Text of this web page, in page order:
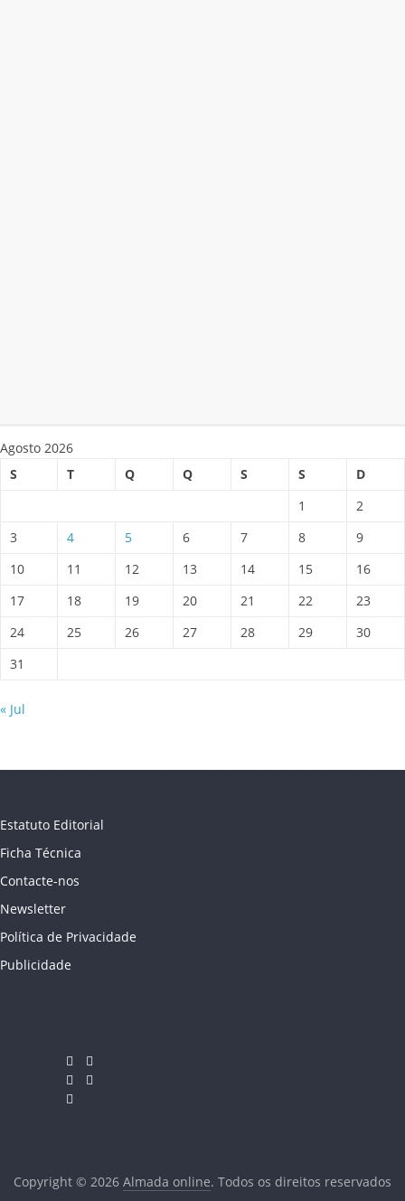
Agosto 2026
S
T Q Q S S
D
1
2
3
4 5 6 7 8
9
10
11 12 13 14 15
16
17
18 19 20 21 22
23
24
25 26 27 28 29
30
31
« Jul
Estatuto Editorial
Ficha Técnica
Contacte-nos
Newsletter
Política de Privacidade
Publicidade
Copyright © 2026 Almada online. Todos os direitos reservados